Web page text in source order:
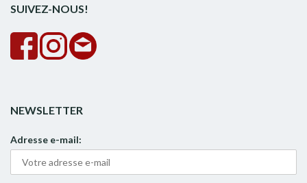
SUIVEZ-NOUS!
NEWSLETTER
Adresse e-mail: